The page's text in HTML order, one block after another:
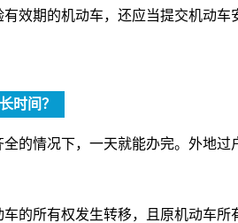
有效期的机动车，还应当提交机动
时间？
的情况下，一天就能办完。外地过
车的所有权发生转移，且原机动车